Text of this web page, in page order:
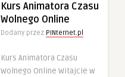
Kurs Animatora Czasu
Wolnego Online
Dodany przez PINternet.pl
Kurs Animatora Czasu
Wolnego Online Witajcie w